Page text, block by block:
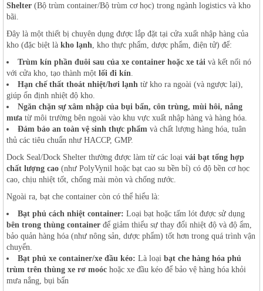
Shelter (Bộ trùm container/Bộ trùm cơ học) trong ngành logistics và kho
bãi.
Đây là một thiết bị chuyên dụng được lắp đặt tại cửa xuất nhập hàng của
kho (đặc biệt là kho lạnh, kho thực phẩm, dược phẩm, điện tử) để:
Trùm kín phần đuôi sau của xe container hoặc xe tải và kết nối nó
với cửa kho, tạo thành một lối đi kín.
Hạn chế thất thoát nhiệt/hơi lạnh từ kho ra ngoài (và ngược lại),
giúp ổn định nhiệt độ kho.
Ngăn chặn sự xâm nhập của bụi bẩn, côn trùng, mùi hôi, nắng
mưa từ môi trường bên ngoài vào khu vực xuất nhập hàng và hàng hóa.
Đảm bảo an toàn vệ sinh thực phẩm và chất lượng hàng hóa, tuân
thủ các tiêu chuẩn như HACCP, GMP.
Dock Seal/Dock Shelter thường được làm từ các loại vải bạt tổng hợp
chất lượng cao (như PolyVynil hoặc bạt cao su bền bỉ) có độ bền cơ học
cao, chịu nhiệt tốt, chống mài mòn và chống nước.
Ngoài ra, bạt che container còn có thể hiểu là:
Bạt phủ cách nhiệt container: Loại bạt hoặc tấm lót được sử dụng
bên trong thùng container để giảm thiểu sự thay đổi nhiệt độ và độ ẩm,
bảo quản hàng hóa (như nông sản, dược phẩm) tốt hơn trong quá trình vận
chuyển.
Bạt phủ xe container/xe đầu kéo: Là loại bạt che hàng hóa phủ
trùm trên thùng xe rơ moóc hoặc xe đầu kéo để bảo vệ hàng hóa khỏi
mưa nắng, bụi bẩn